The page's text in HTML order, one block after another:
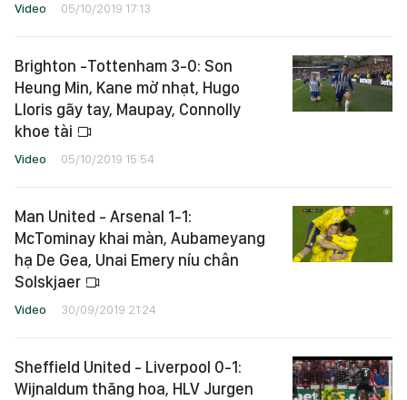
Video 05/10/2019 17:13
Brighton -Tottenham 3-0: Son
Heung Min, Kane mờ nhạt, Hugo
Lloris gãy tay, Maupay, Connolly
khoe tài
Video 05/10/2019 15:54
Man United - Arsenal 1-1:
McTominay khai màn, Aubameyang
hạ De Gea, Unai Emery níu chân
Solskjaer
Video 30/09/2019 21:24
Sheffield United - Liverpool 0-1:
Wijnaldum thăng hoa, HLV Jurgen